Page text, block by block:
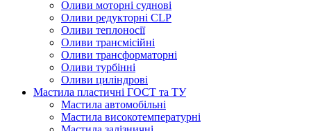
Оливи моторні суднові
Оливи редукторні CLP
Оливи теплоносії
Оливи трансмісійні
Оливи трансформаторні
Оливи турбінні
Оливи циліндрові
Мастила пластичні ГОСТ та ТУ
Мастила автомобільні
Мастила високотемпературні